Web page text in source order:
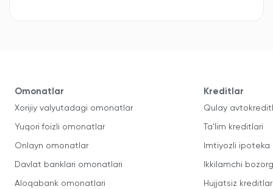
Omonatlar
Xorijiy valyutadagi omonatlar
Yuqori foizli omonatlar
Onlayn omonatlar
Davlat banklari omonatlari
Aloqabank omonatlari
Kreditlar
Qulay
Ta'lim kreditlari
Imtiyozli ipoteka
Ikkilamchi
Hujjatsiz kreditlar